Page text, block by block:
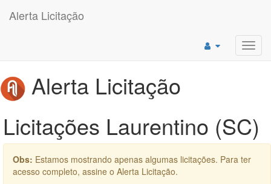
Alerta Licitação
Alerta Licitação
Licitações Laurentino (SC)
Obs: Estamos mostrando apenas algumas licitações. Para ter
acesso completo, assine o Alerta Licitação.